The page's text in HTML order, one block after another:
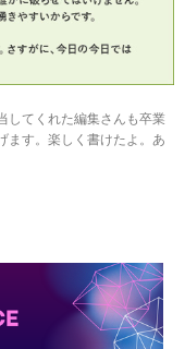
してくれた編集さんも卒業
ます。楽しく書けたよ。あ